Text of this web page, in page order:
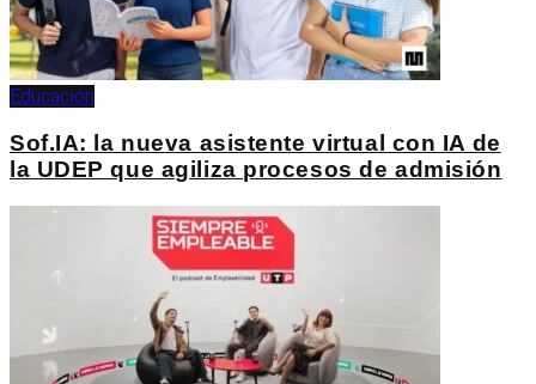
Educación
Sof.IA: la nueva asistente virtual con IA de
la UDEP que agiliza procesos de admisión